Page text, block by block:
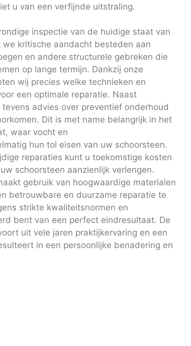
u van een verfijnde uitstraling.
inspectie van de huidige staat van
kritische aandacht besteden aan
en andere structurele gebreken die
op lange termijn. Dankzij onze
wij precies welke technieken en
een optimale reparatie. Naast
advies over preventief onderhoud
Dit is met name belangrijk in het
waar vocht en
hun tol eisen van uw schoorsteen.
reparaties kunt u toekomstige kosten
schoorsteen aanzienlijk verlengen.
gebruik van hoogwaardige materialen
betrouwbare en duurzame reparatie te
strikte kwaliteitsnormen en
bent van een perfect eindresultaat. De
uit vele jaren praktijkervaring en een
in een persoonlijke benadering en